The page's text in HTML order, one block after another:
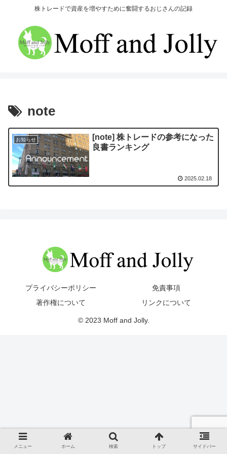
株トレードで資産を増やすために奮闘するおじさんの記録
note
お知らせ
[note] 株トレードの参考になった
良書ランキング
2025.02.18
プライバシーポリシー
免責事項
著作権について
リンクについて
© 2023 Moff and Jolly.
メニュー ホーム 検索 トップ サイドバー